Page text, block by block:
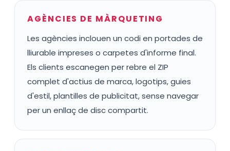
AGÈNCIES DE MÀRQUETING
Les agències inclouen un codi en portades de
lliurable impreses o carpetes d'informe final.
Els clients escanegen per rebre el ZIP
complet d'actius de marca, logotips, guies
d'estil, plantilles de publicitat, sense navegar
per un enllaç de disc compartit.